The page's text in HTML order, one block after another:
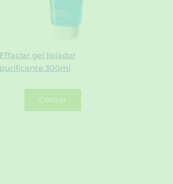
Effaclar gel lipiador
purificante 300ml
Cotizar